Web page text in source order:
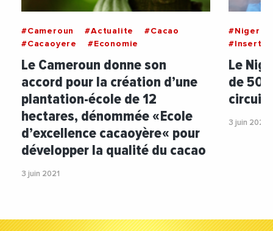
#Cameroun #Actualite
#Cacao
#Cacaoyere
#Economie
Le Cameroun donne son
accord pour la création d’une
plantation-école de 12
hectares, dénommée « Ecole
d’excellence cacaoyère « pour
développer la qualité du cacao
3 juin 2021
#Niger
Le
de
circuit
3 juin 2021